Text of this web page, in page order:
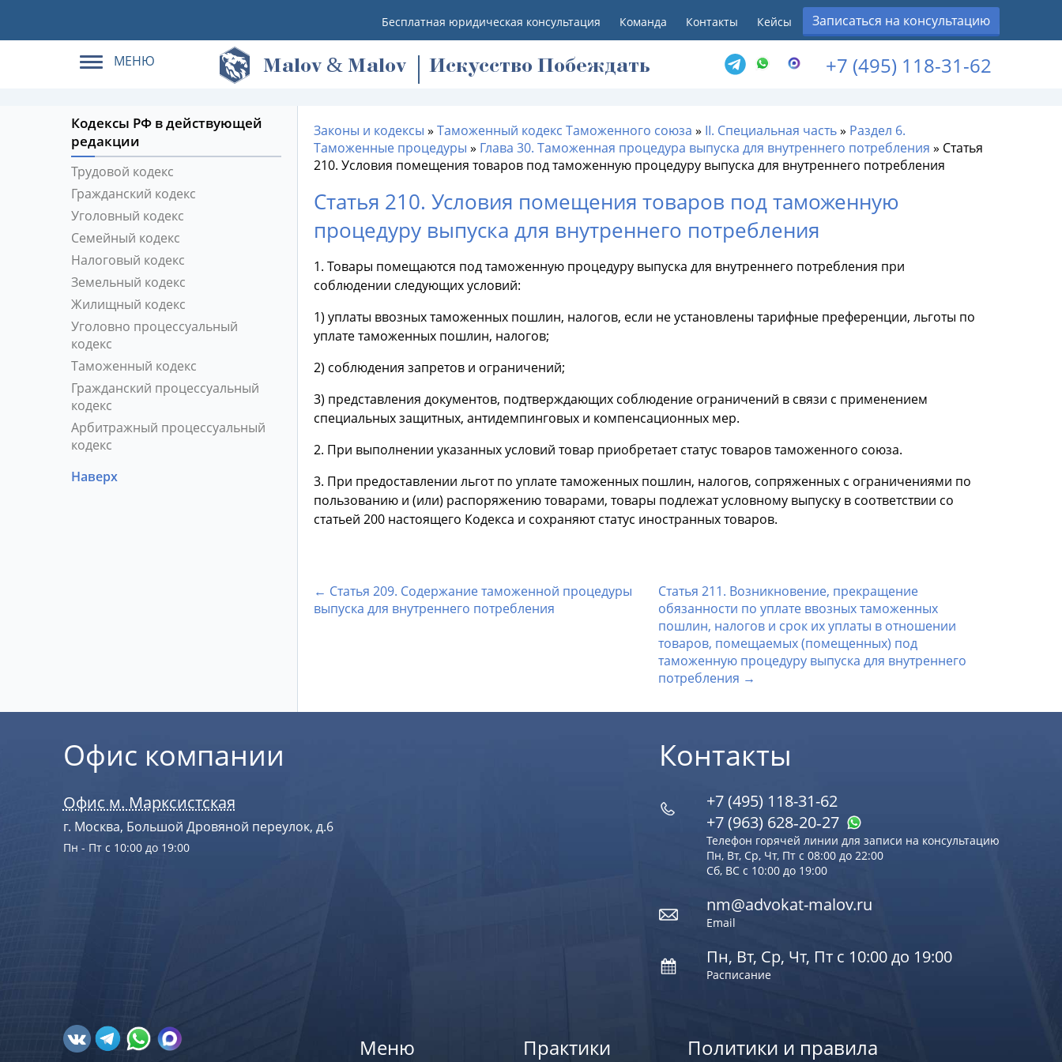
Бесплатная юридическая консультация Команда Контакты Кейсы Записаться на консультацию
МЕНЮ Malov & Malov Искусство Побеждать +7 (495) 118-31-62
Кодексы РФ в действующей
редакции
Трудовой кодекс
Гражданский кодекс
Уголовный кодекс
Семейный кодекс
Налоговый кодекс
Земельный кодекс
Жилищный кодекс
Уголовно процессуальный
кодекс
Таможенный кодекс
Гражданский процессуальный
кодекс
Арбитражный процессуальный
кодекс
Наверх
Законы и кодексы » Таможенный кодекс Таможенного союза » II. Специальная часть» Раздел 6.
Таможенные процедуры » Глава 30. Таможенная процедура выпуска для внутреннего потребления » Статья
210. Условия помещения товаров под таможенную процедуру выпуска для внутреннего потребления
Статья 210. Условия помещения товаров под таможенную
процедуру выпуска для внутреннего потребления
1. Товары помещаются под таможенную процедуру выпуска для внутреннего потребления при
соблюдении следующих условий:
1) уплаты ввозных таможенных пошлин, налогов, если не установлены тарифные преференции, льготы по
уплате таможенных пошлин, налогов;
2) соблюдения запретов и ограничений;
3) представления документов, подтверждающих соблюдение ограничений в связи с применением
специальных защитных, антидемпинговых и компенсационных мер.
2. При выполнении указанных условий товар приобретает статус товаров таможенного союза.
3. При предоставлении льгот по уплате таможенных пошлин, налогов, сопряженных с ограничениями по
пользованию и (или) распоряжению товарами, товары подлежат условному выпуску в соответствии со
статьей 200 настоящего Кодекса и сохраняют статус иностранных товаров.
← Статья 209. Содержание таможенной процедуры
выпуска для внутреннего потребления
Статья 211. Возникновение, прекращение
обязанности по уплате ввозных таможенных
пошлин, налогов и срок их уплаты в отношении
товаров, помещаемых (помещенных) под
таможенную процедуру выпуска для внутреннего
потребления →
Офис компании
Офис м. Марксистская
г. Москва, Большой Дровяной переулок, д.6
Пн - Пт с 10:00 до 19:00
Контакты
+7 (495) 118-31-62
+7 (963) 628‑20‑27
Телефон горячей линии для записи на консультацию
Пн, Вт, Ср, Чт, Пт с 08:00 до 22:00
Сб, ВС с 10:00 до 19:00
nm@advokat-malov.ru
Email
Пн, Вт, Ср, Чт, Пт с 10:00 до 19:00
Расписание
Меню Практики Политики и правила